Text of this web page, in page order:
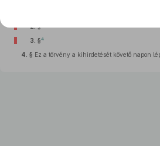
2. §
3. §4
4. § Ez a törvény a kihirdetését követő napon